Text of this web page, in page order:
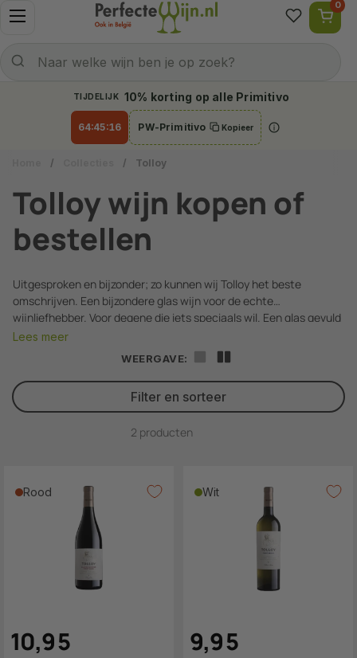
Ga naar content
Menu openen
Naar welke wijn ben je op zoek?
0
TIJDELIJK 10% korting op alle Primitivo
64:45:15 PW-Primitivo Kopieer Info
/ / Tolloy
Tolloy wijn kopen of
bestellen
Uitgesproken en bijzonder; zo kunnen wij Tolloy het beste
omschrijven. Een bijzondere glas wijn voor de echte
wijnliefhebber. Voor degene die iets speciaals wil. Een glas gevuld
met wijn van Tolloy zal je meteen doen relaxen. Kies je meest
aantrekkelijke stoel uit en maak het je gemakkelijk. Een glas
Tolloy wijn aan je lippen en de rest gebeurd vanzelf. Perfectie tot
in de puntjes.
Lees meer
2 producten
WEERGAVE:
Filter en sorteer
Rood
10,95
Wit
9,95